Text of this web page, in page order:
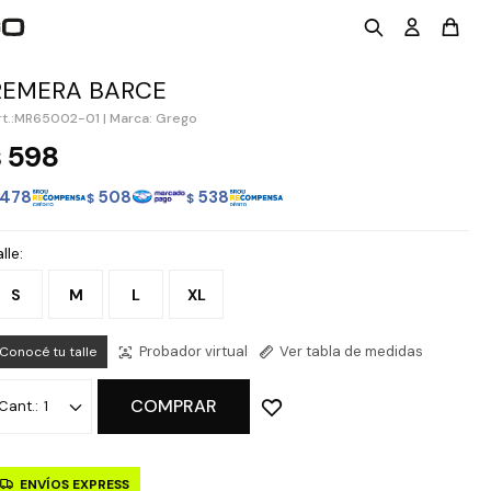
BARCE
MR65002-01 | Marca: Grego
598
478 $ 508 $ 538
S M L XL
Conocé tu talle Probador virtual Ver tabla de medidas
1 COMPRAR
ENVÍOS EXPRESS